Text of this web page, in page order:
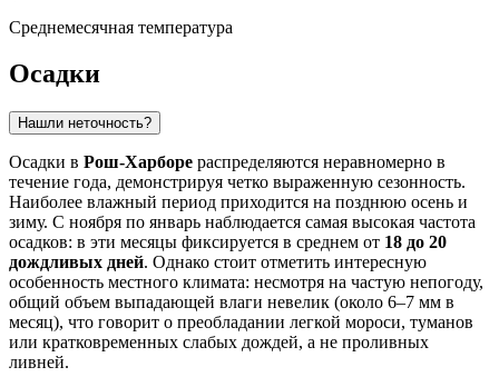
Среднемесячная температура
Осадки
Нашли неточность?
Осадки в Рош-Харборе распределяются неравномерно в
течение года, демонстрируя четко выраженную сезонность.
Наиболее влажный период приходится на позднюю осень и
зиму. С ноября по январь наблюдается самая высокая частота
осадков: в эти месяцы фиксируется в среднем от 18 до 20
дождливых дней. Однако стоит отметить интересную
особенность местного климата: несмотря на частую непогоду,
общий объем выпадающей влаги невелик (около 6–7 мм в
месяц), что говорит о преобладании легкой мороси, туманов
или кратковременных слабых дождей, а не проливных
ливней.